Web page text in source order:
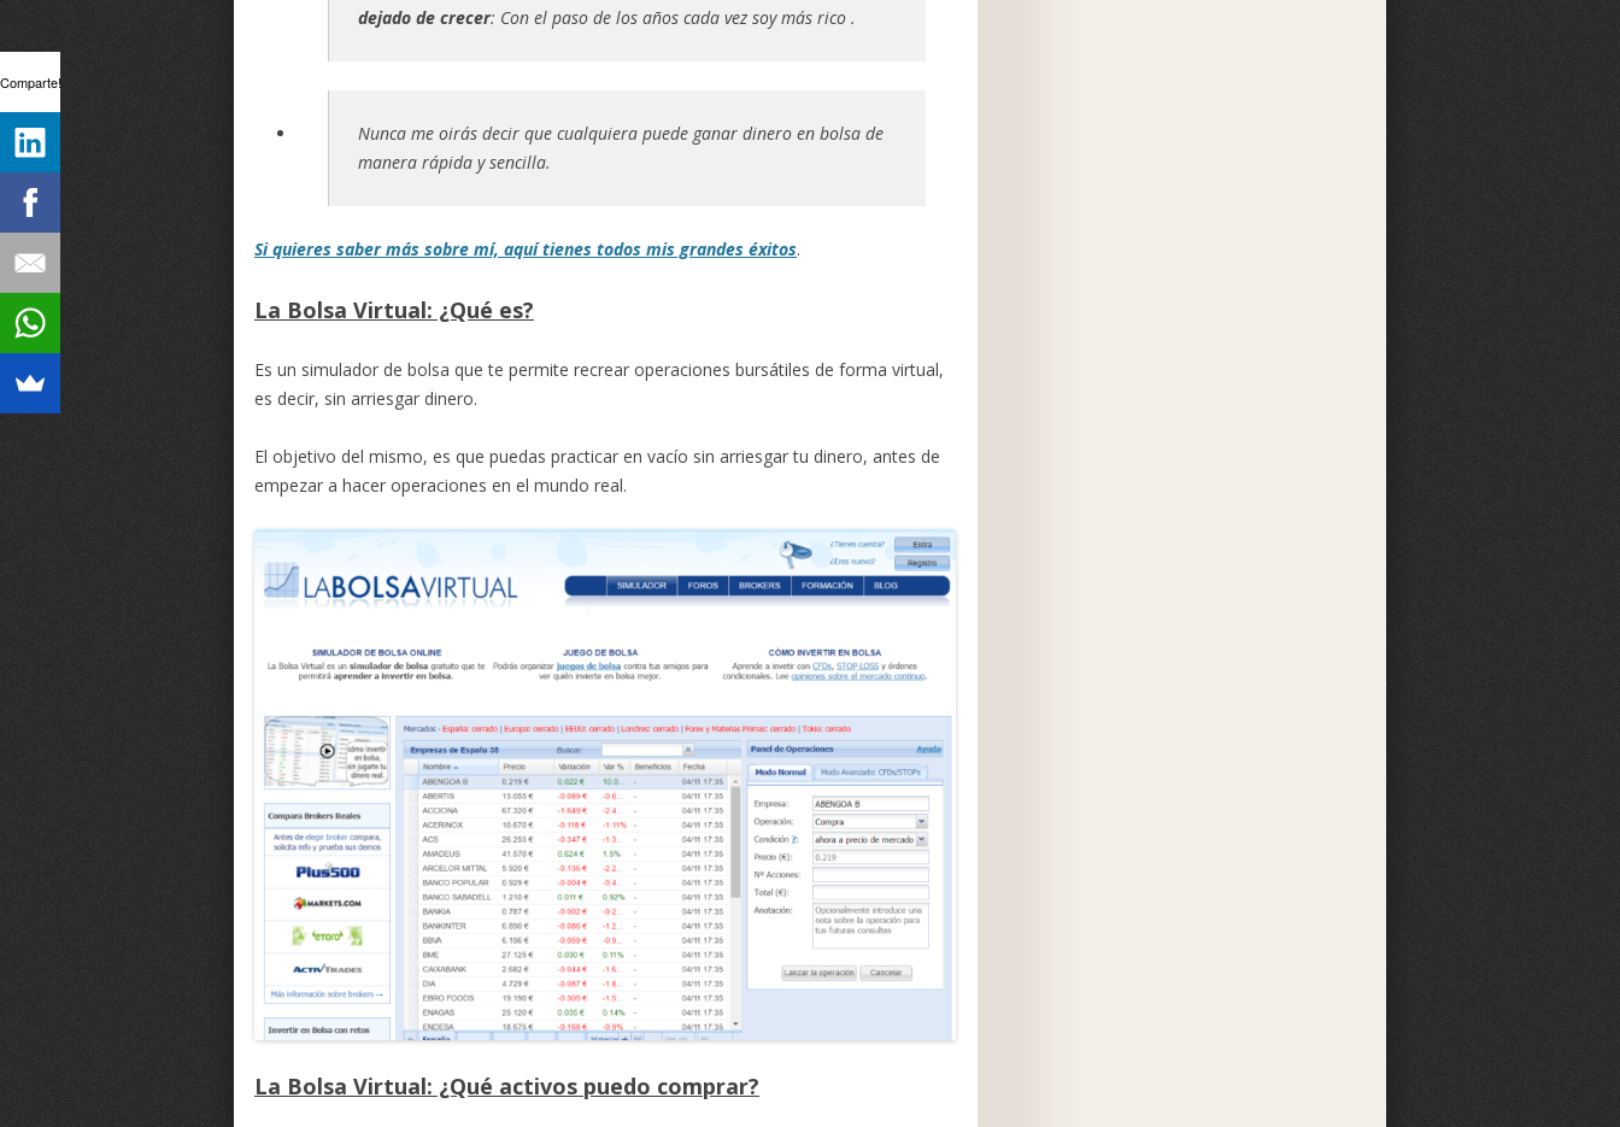
dejado de crecer: Con el paso de los años cada vez soy más rico .
Nunca me oirás decir que cualquiera puede ganar dinero en bolsa de
manera rápida y sencilla.
Si quieres saber más sobre mí, aquí tienes todos mis grandes éxitos.
La Bolsa Virtual: ¿Qué es?
Es un simulador de bolsa que te permite recrear operaciones bursátiles de forma virtual,
es decir, sin arriesgar dinero.
El objetivo del mismo, es que puedas practicar en vacío sin arriesgar tu dinero, antes de
empezar a hacer operaciones en el mundo real.
La Bolsa Virtual: ¿Qué activos puedo comprar?
Comparte!